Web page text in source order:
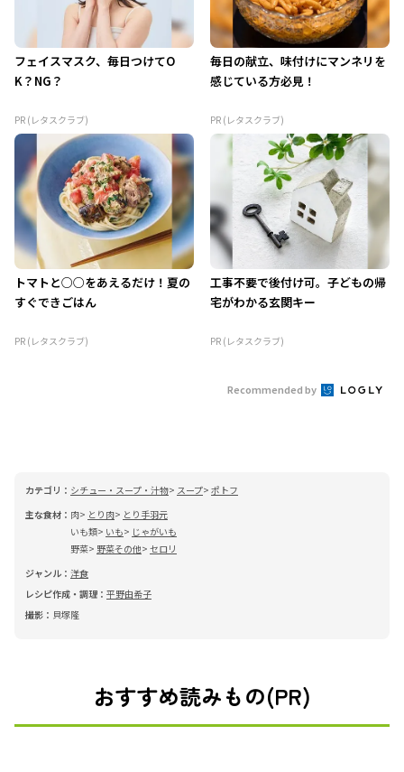
フェイスマスク、毎日つけてO
K？NG？
PR (レタスクラブ)
毎日の献立、味付けにマンネリを
感じている方必見！
PR (レタスクラブ)
トマトと○○をあえるだけ！夏の
すぐできごはん
PR (レタスクラブ)
工事不要で後付け可。子どもの帰
宅がわかる玄関キー
PR (レタスクラブ)
Recommended by
カテゴリ： シチュー・スープ・汁物 スープ ポトフ
主な食材： 肉 とり肉
とり手羽元
いも類
いも
じゃがいも
野菜
野菜その他 セロリ
ジャンル： 洋食
レシピ作成・調理： 平野由希子
撮影： 貝塚隆
おすすめ読みもの(PR)